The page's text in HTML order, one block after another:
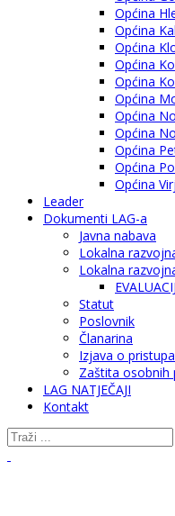
Općina
Općina
Općina
Općina
Općina
Općina
Općina
Općina
Općina
Općina
Općina
Leader
Dokumenti LAG-a
Javna nabava
Lokalna
Lokalna
Statut
Poslovnik
Članarina
Izjava o
Zaštita osobnih
LAG NATJEČAJI
Kontakt